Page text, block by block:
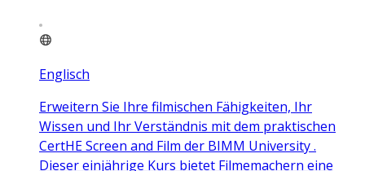
Englisch
Erweitern Sie Ihre filmischen Fähigkeiten, Ihr
Wissen und Ihr Verständnis mit dem praktischen
CertHE Screen and Film der BIMM University .
Dieser einjährige Kurs bietet Filmemachern eine